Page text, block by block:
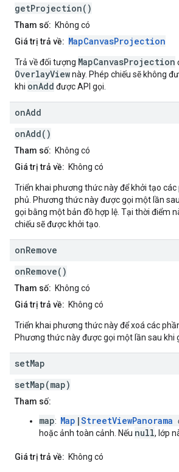
getProjection()
Tham số: Không có
Giá trị trả về: MapCanvasProjection
Trả về đối tượng MapCanvasProjection
OverlayViewnày. Phép chiếu sẽ không
khi onAdd được API gọi.
onAdd
onAdd()
Tham số: Không có
Giá trị trả về: Không có
Triển khai phương thức này để khởi tạo các
phủ. Phương thức này được gọi một lần
gọi bằng một bản đồ hợp lệ. Tại thời điểm
chiếu sẽ được khởi tạo.
onRemove
onRemove()
Tham số: Không có
Giá trị trả về: Không có
Triển khai phương thức này để xoá các
Phương thức này được gọi một lần sau khi
setMap
setMap(map)
Tham số:
map: Map |StreetViewPanorama
hoặc ảnh toàn cảnh. Nếu null, lớp
Giá trị trả về: Không có